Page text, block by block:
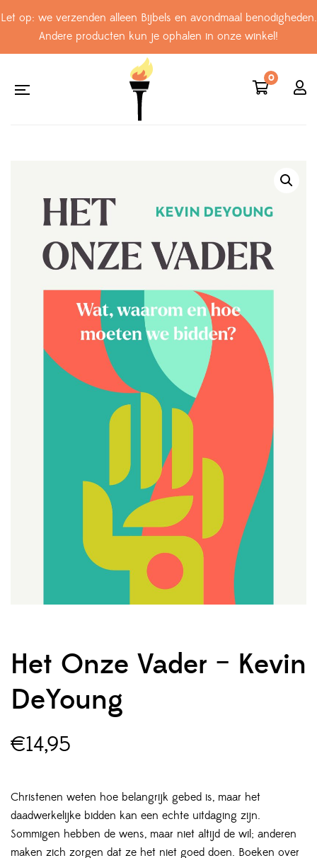
Let op: we verzenden alleen Bijbels en avondmaal benodigheden.
Andere producten kun je ophalen in onze winkel!
0
Het Onze Vader – Kevin
DeYoung
€14,95
Christenen weten hoe belangrijk gebed is, maar het
daadwerkelijke bidden kan een echte uitdaging zijn.
Sommigen hebben de wens, maar niet altijd de wil; anderen
maken zich zorgen dat ze het niet goed doen. Boeken over